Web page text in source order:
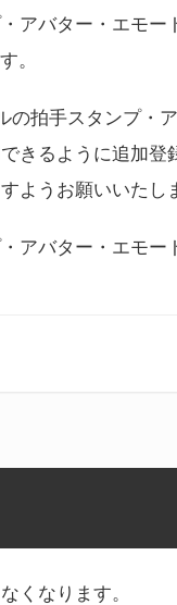
アバター・エモー
。
の拍手スタンプ・
きるように追加登
ようお願いいたし
アバター・エモー
くなります。